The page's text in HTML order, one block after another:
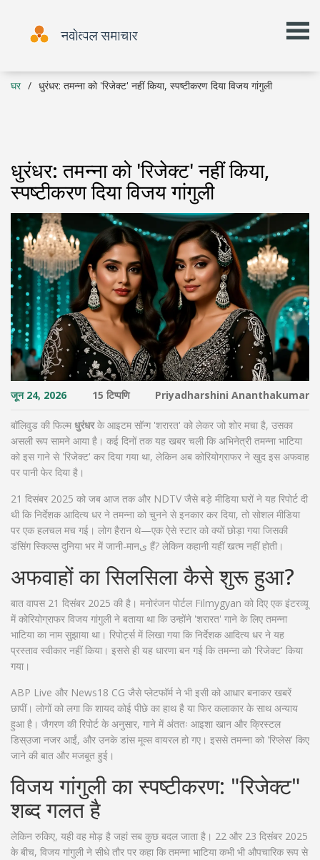
घर धुरंधर: तमन्ना को 'रिजेक्ट' नहीं किया, स्पष्टीकरण दिया विजय गांगुली
धुरंधर: तमन्ना को 'रिजेक्ट' नहीं किया,
स्पष्टीकरण दिया विजय गांगुली
जून 24, 2026 15 टिप्पणि Priyadharshini Ananthakumar
बॉलिवुड की फिल्म धुरंधरके आइटम सॉन्ग 'शरारत' को लेकर जो शोर मचा है, उसका
असली रूप सामने आया है। कई दिनों तक यह खबर चली कि अभिनेत्री तमन्ना भाटिया
को इस गाने से 'रिजेक्ट' कर दिया गया था, लेकिन अब कोरियोग्राफर ने खुद इस अफवाह
पर पानी फेर दिया है।
21 दिसंबर 2025 को जब आज तक और NDTV जैसे बड़े मीडिया घरों ने यह रिपोर्ट दी
थी कि निर्देशकआदित्य धर ने तमन्ना को चुनने से इनकार कर दिया, तो सोशल मीडिया
पर एक हलचल मच गई। लोग हैरान थे—एक ऐसे स्टार को क्यों छोड़ा गया जिसकी
डंसिंग स्किल्स दुनिया भर में जानी-मानی हैं? लेकिन कहानी यहीं खत्म नहीं होती।
अफवाहों का सिलसिला कैसे शुरू हुआ?
बात वापस 21 दिसंबर 2025 की है। मनोरंजन पोर्टल Filmygyan को दिए एक इंटरव्यू
में कोरियोग्राफर विजय गांगुली ने बताया था कि उन्होंने 'शरारत' गाने के लिए तमन्ना
भाटिया का नाम सुझाया था। रिपोर्ट्स में लिखा गया कि निर्देशक आदित्य धर ने यह
प्रस्ताव स्वीकार नहीं किया। इससे ही यह धारणा बन गई कि तमन्ना को 'रिजेक्ट' किया
गया।
ABP Live और News18 CG जैसे प्लेटफॉर्म ने भी इसी को आधार बनाकर खबरें
छापीं। लोगों को लगा कि शायद कोई पीछे का हाथ है या फिर कलाकार के साथ अन्याय
हुआ है। जैगरण की रिपोर्ट के अनुसार, गाने में अंततः आइशा खान और क्रिस्टल
डिस्उजा नजर आईं, और उनके डांस मूव्स वायरल हो गए। इससे तमन्ना को 'रिप्लेस' किए
जाने की बात और मजबूत हुई।
विजय गांगुली का स्पष्टीकरण: "रिजेक्ट"
शब्द गलत है
लेकिन रुकिए, यही वह मोड़ है जहां सब कुछ बदल जाता है। 22 और 23 दिसंबर 2025
के बीच, विजय गांगुली ने सीधे तौर पर कहा कि तमन्ना भाटिया कभी भी औपचारिक रूप से